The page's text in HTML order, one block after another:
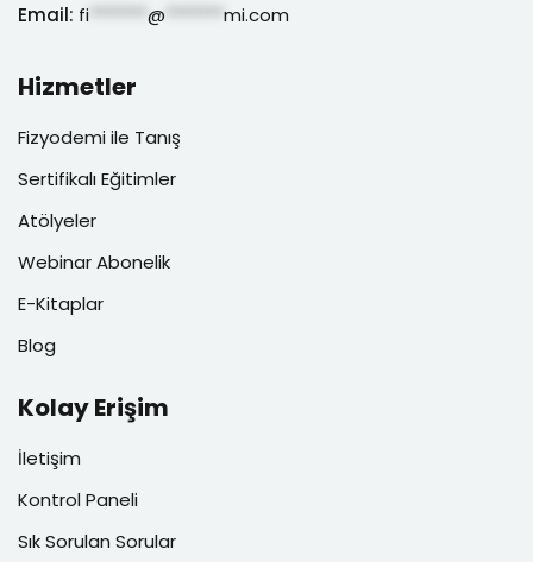
Email: fi @ mi.com
Hizmetler
Fizyodemi ile Tanış
Sertifikalı Eğitimler
Atölyeler
Webinar Abonelik
E-Kitaplar
Blog
Kolay Erişim
İletişim
Kontrol Paneli
Sık Sorulan Sorular